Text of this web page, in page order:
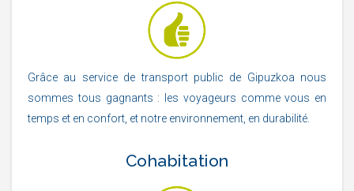
Grâce au service de transport public de Gipuzkoa nous
sommes tous gagnants : les voyageurs comme vous en
temps et en confort, et notre environnement, en durabilité.
Cohabitation